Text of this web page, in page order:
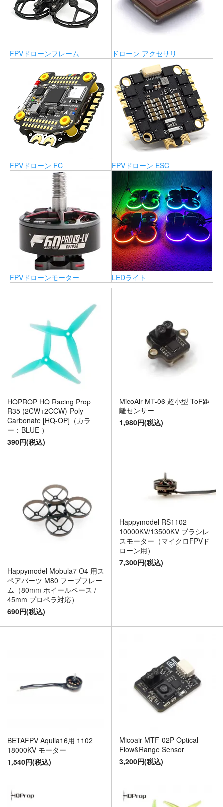
FPVドローンフレーム ドローン アクセサリ
FPVドローン FC FPVドローン ESC
FPVドローンモーター LEDライト
HQPROP HQ Racing Prop
R35 (2CW+2CCW)-Poly
Carbonate [HQ-OP]（カラ
ー：BLUE ）
390円(税込)
MicoAir MT-06 超小型 ToF距
離センサー
1,980円(税込)
Happymodel Mobula7 O4 用ス
ペアパーツ M80 フープフレー
ム（80mm ホイールベース /
45mm プロペラ対応）
690円(税込)
Happymodel RS1102
10000KV/13500KV ブラシレ
スモーター（マイクロFPVド
ローン用）
7,300円(税込)
BETAFPV Aquila16用 1102
18000KV モーター
1,540円(税込)
Micoair MTF-02P Optical
Flow&Range Sensor
3,200円(税込)